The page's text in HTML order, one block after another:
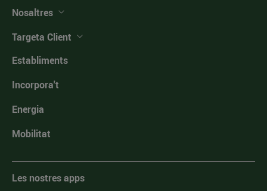
Nosaltres
Targeta Client
Establiments
Incorpora't
Energia
Mobilitat
Les nostres apps